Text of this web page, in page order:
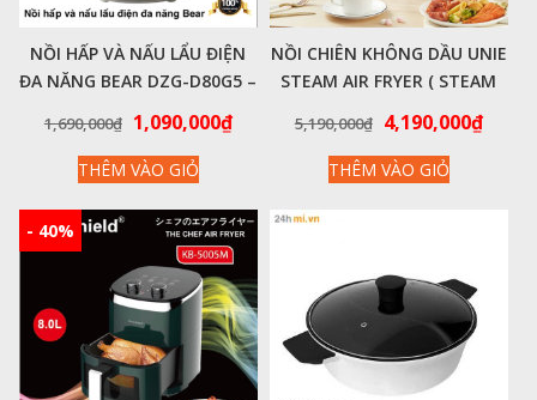
NỒI HẤP VÀ NẤU LẨU ĐIỆN
ĐA NĂNG BEAR DZG-D80G5 –
1,690,000₫ Giá
là:
1,690,000₫.
1,090,000₫Giá
là:
1,090,000₫.
THÊM VÀO GIỎ
NỒI CHIÊN KHÔNG DẦU UNIE
STEAM AIR FRYER ( STEAM
5,190,000₫ Giá
là:
4,190,000₫Giá
THÊM VÀO GIỎ
- 40%